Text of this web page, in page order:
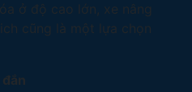
ở độ cao lớn, xe nâng
cũng là một lựa chọn